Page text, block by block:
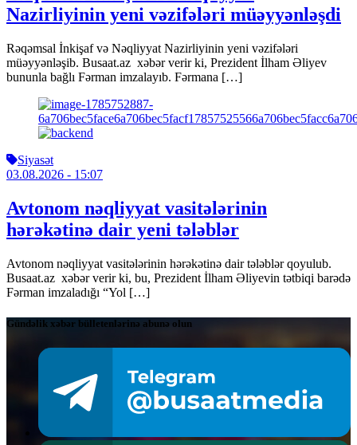
Nazirliyinin yeni vəzifələri müəyyənləşdi
Rəqəmsal İnkişaf və Nəqliyyat Nazirliyinin yeni vəzifələri
müəyyənləşib. Busaat.az xəbər verir ki, Prezident İlham Əliyev
bununla bağlı Fərman imzalayıb. Fərmana […]
Siyasət
03.08.2026 - 15:07
Avtonom nəqliyyat vasitələrinin
hərəkətinə dair yeni tələblər
Avtonom nəqliyyat vasitələrinin hərəkətinə dair tələblər qoyulub.
Busaat.az xəbər verir ki, bu, Prezident İlham Əliyevin tətbiqi barədə
Fərman imzaladığı “Yol […]
Gündəlik xəbər bülletenlərinə abunə olun